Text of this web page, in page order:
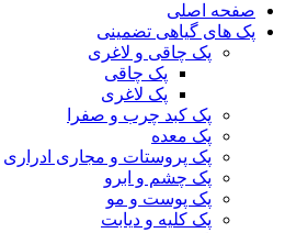
صفحه اصلی
پک های گیاهی تضمینی
پک چاقی و لاغری
پک چاقی
پک لاغری
پک کبد چرب و صفرا
پک معده
پک پروستات و مجاری ادراری
پک چشم و ابرو
پک پوست و مو
پک کلیه و دیابت